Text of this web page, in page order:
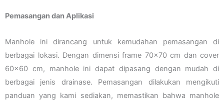
Pemasangan dan Aplikasi
Manhole ini dirancang untuk kemudahan pemasangan di
berbagai lokasi. Dengan dimensi frame 70×70 cm dan cover
60×60 cm, manhole ini dapat dipasang dengan mudah di
berbagai jenis drainase. Pemasangan dilakukan mengikuti
panduan yang kami sediakan, memastikan bahwa manhole